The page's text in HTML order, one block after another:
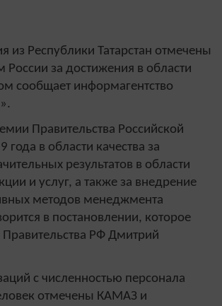
из Республики Татарстан отмечены
России за достижения в области
сообщает информагентство
Правительства Российской
в области качества за
результатов в области
и услуг, а также за внедрение
методов менеджмента
в постановлении, которое
Правительства РФ Дмитрий
с численностью персонала
отмечены КАМАЗ и